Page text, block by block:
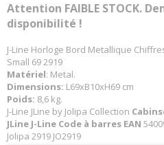
Attention FAIBLE STOCK.
disponibilité !
J-Line Horloge Bord Metallique
Small 69 2919
Matériel: Metal.
Dimensions: L69xB10xH69 cm
Poids: 8,6 kg.
J-Line JLine by Jolipa Collection
JLine J-Line Code à barres EAN
Jolipa 2919 JO2919